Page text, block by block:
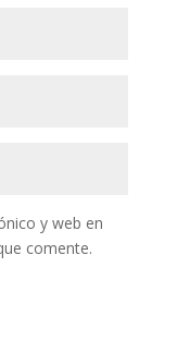
y web en
comente.